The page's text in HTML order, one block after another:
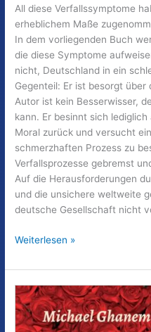
All diese Verfallssymptome
erheblichem Maße
In dem vorliegenden Buch
die diese Symptome
nicht, Deutschland in ein
Gegenteil: Er ist besorgt
Autor ist kein Besserwisser,
kann. Er besinnt sich
Moral zurück und versucht
schmerzhaften Prozess zu
Verfallsprozesse gebremst
Auf die Herausforderungen
und die unsichere weltweite
deutsche Gesellschaft nicht
Verfallssymptome
Weiterlesen »